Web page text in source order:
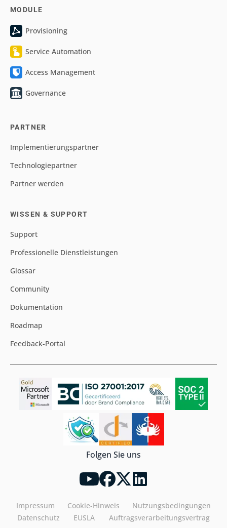
MODULE
Provisioning
Service Automation
Access Management
Governance
PARTNER
Implementierungspartner
Technologiepartner
Partner werden
WISSEN & SUPPORT
Support
Professionelle Dienstleistungen
Glossar
Community
Dokumentation
Roadmap
Feedback-Portal
Folgen Sie uns
Impressum Cookie-Hinweis
Nutzungsbedingungen
Datenschutz
EUSLA Auftragsverarbeitungsvertrag